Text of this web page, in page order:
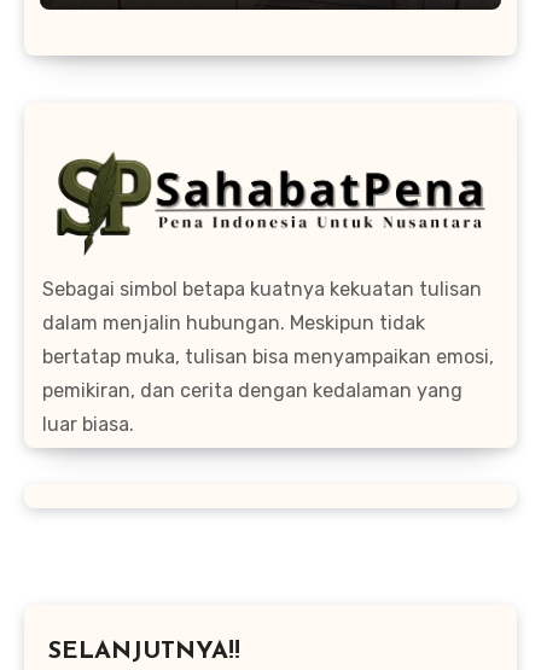
Sebagai simbol betapa kuatnya kekuatan tulisan
dalam menjalin hubungan. Meskipun tidak
bertatap muka, tulisan bisa menyampaikan emosi,
pemikiran, dan cerita dengan kedalaman yang
luar biasa.
SELANJUTNYA!!